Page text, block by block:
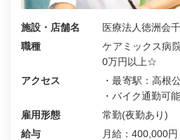
施設・店舗名
医療法人徳洲会
職種
ケアミックス
0万円以上☆
アクセス
・最寄駅：高根
・バイク通勤可
雇用形態
常勤(夜勤あり)
給与
月給：400,000円